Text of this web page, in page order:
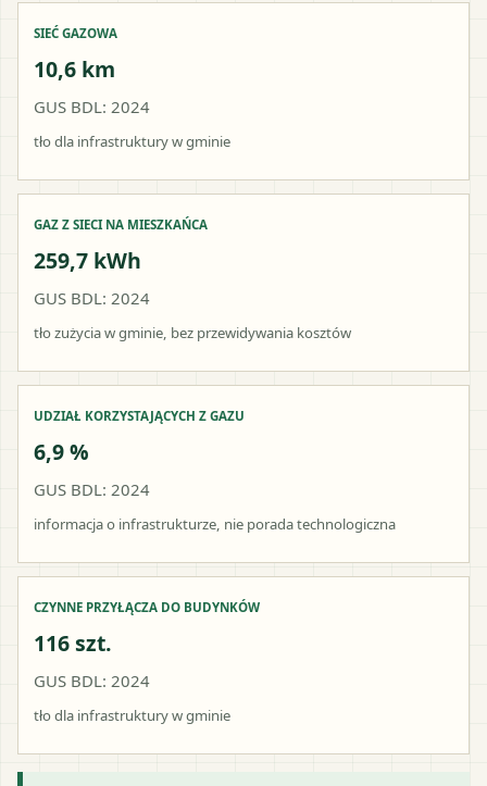
SIEĆ GAZOWA
10,6 km
GUS BDL: 2024
tło dla infrastruktury w gminie
GAZ Z SIECI NA MIESZKAŃCA
259,7 kWh
GUS BDL: 2024
tło zużycia w gminie, bez przewidywania kosztów
UDZIAŁ KORZYSTAJĄCYCH Z GAZU
6,9 %
GUS BDL: 2024
informacja o infrastrukturze, nie porada technologiczna
CZYNNE PRZYŁĄCZA DO BUDYNKÓW
116 szt.
GUS BDL: 2024
tło dla infrastruktury w gminie